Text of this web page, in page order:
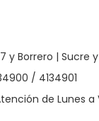
y Borrero | Sucre
/ 4134901
de Lunes a